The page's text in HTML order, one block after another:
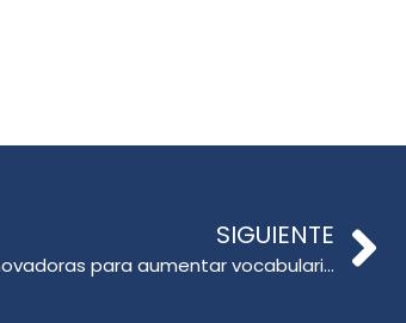
SIGUIENTE
Educación Parvularia plantea estrategias innovadoras para aumentar vocabulario